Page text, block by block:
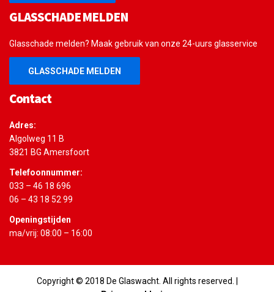
GLASSCHADE MELDEN
Glasschade melden? Maak gebruik van onze 24-uurs glasservice
GLASSCHADE MELDEN
Contact
Adres:
Algolweg 11 B
3821 BG Amersfoort
Telefoonnummer:
033 – 46 18 696
06 – 43 18 52 99
Openingstijden
ma/vrij: 08:00 – 16:00
Copyright © 2018 De Glaswacht. All rights reserved. |